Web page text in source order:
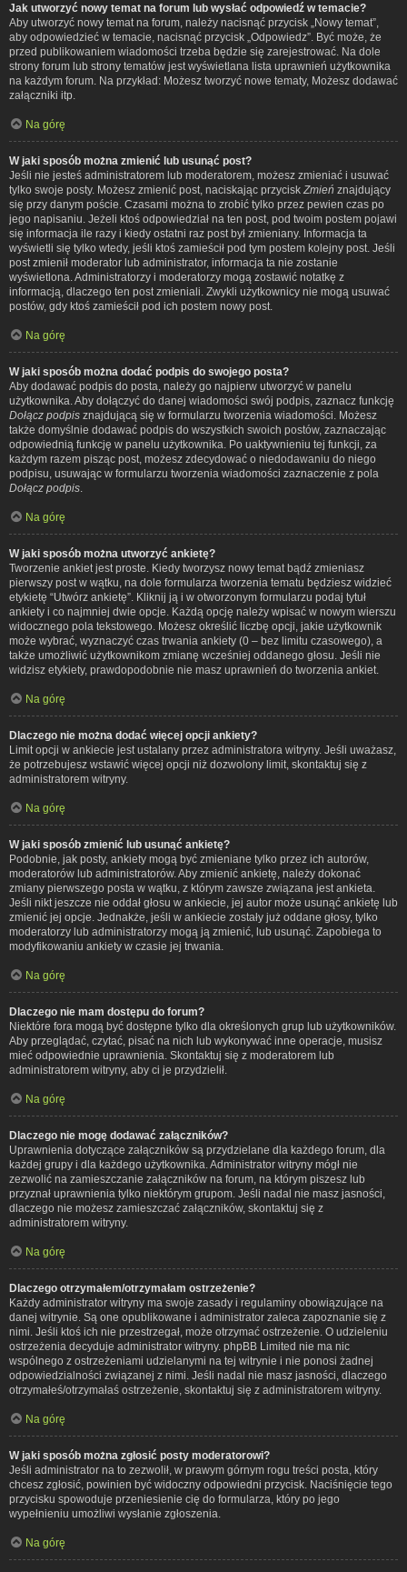
Jak utworzyć nowy temat na forum lub wysłać odpowiedź w temacie?
Aby utworzyć nowy temat na forum, należy nacisnąć przycisk „Nowy temat”,
aby odpowiedzieć w temacie, nacisnąć przycisk „Odpowiedz”. Być może, że
przed publikowaniem wiadomości trzeba będzie się zarejestrować. Na dole
strony forum lub strony tematów jest wyświetlana lista uprawnień użytkownika
na każdym forum. Na przykład: Możesz tworzyć nowe tematy, Możesz dodawać
załączniki itp.
Na górę
W jaki sposób można zmienić lub usunąć post?
Jeśli nie jesteś administratorem lub moderatorem, możesz zmieniać i usuwać
tylko swoje posty. Możesz zmienić post, naciskając przycisk Zmień znajdujący
się przy danym poście. Czasami można to zrobić tylko przez pewien czas po
jego napisaniu. Jeżeli ktoś odpowiedział na ten post, pod twoim postem pojawi
się informacja ile razy i kiedy ostatni raz post był zmieniany. Informacja ta
wyświetli się tylko wtedy, jeśli ktoś zamieścił pod tym postem kolejny post. Jeśli
post zmienił moderator lub administrator, informacja ta nie zostanie
wyświetlona. Administratorzy i moderatorzy mogą zostawić notatkę z
informacją, dlaczego ten post zmieniali. Zwykli użytkownicy nie mogą usuwać
postów, gdy ktoś zamieścił pod ich postem nowy post.
Na górę
W jaki sposób można dodać podpis do swojego posta?
Aby dodawać podpis do posta, należy go najpierw utworzyć w panelu
użytkownika. Aby dołączyć do danej wiadomości swój podpis, zaznacz funkcję
Dołącz podpis znajdującą się w formularzu tworzenia wiadomości. Możesz
także domyślnie dodawać podpis do wszystkich swoich postów, zaznaczając
odpowiednią funkcję w panelu użytkownika. Po uaktywnieniu tej funkcji, za
każdym razem pisząc post, możesz zdecydować o niedodawaniu do niego
podpisu, usuwając w formularzu tworzenia wiadomości zaznaczenie z pola
Dołącz podpis
Na górę
W jaki sposób można utworzyć ankietę?
Tworzenie ankiet jest proste. Kiedy tworzysz nowy temat bądź zmieniasz
pierwszy post w wątku, na dole formularza tworzenia tematu będziesz widzieć
etykietę “Utwórz ankietę”. Kliknij ją i w otworzonym formularzu podaj tytuł
ankiety i co najmniej dwie opcje. Każdą opcję należy wpisać w nowym wierszu
widocznego pola tekstowego. Możesz określić liczbę opcji, jakie użytkownik
może wybrać, wyznaczyć czas trwania ankiety (0 – bez limitu czasowego), a
także umożliwić użytkownikom zmianę wcześniej oddanego głosu. Jeśli nie
widzisz etykiety, prawdopodobnie nie masz uprawnień do tworzenia ankiet.
Na górę
Dlaczego nie można dodać więcej opcji ankiety?
Limit opcji w ankiecie jest ustalany przez administratora witryny. Jeśli uważasz,
że potrzebujesz wstawić więcej opcji niż dozwolony limit, skontaktuj się z
administratorem witryny.
Na górę
W jaki sposób zmienić lub usunąć ankietę?
Podobnie, jak posty, ankiety mogą być zmieniane tylko przez ich autorów,
moderatorów lub administratorów. Aby zmienić ankietę, należy dokonać
zmiany pierwszego posta w wątku, z którym zawsze związana jest ankieta.
Jeśli nikt jeszcze nie oddał głosu w ankiecie, jej autor może usunąć ankietę lub
zmienić jej opcje. Jednakże, jeśli w ankiecie zostały już oddane głosy, tylko
moderatorzy lub administratorzy mogą ją zmienić, lub usunąć. Zapobiega to
modyfikowaniu ankiety w czasie jej trwania.
Na górę
Dlaczego nie mam dostępu do forum?
Niektóre fora mogą być dostępne tylko dla określonych grup lub użytkowników.
Aby przeglądać, czytać, pisać na nich lub wykonywać inne operacje, musisz
mieć odpowiednie uprawnienia. Skontaktuj się z moderatorem lub
administratorem witryny, aby ci je przydzielił.
Na górę
Dlaczego nie mogę dodawać załączników?
Uprawnienia dotyczące załączników są przydzielane dla każdego forum, dla
każdej grupy i dla każdego użytkownika. Administrator witryny mógł nie
zezwolić na zamieszczanie załączników na forum, na którym piszesz lub
przyznał uprawnienia tylko niektórym grupom. Jeśli nadal nie masz jasności,
dlaczego nie możesz zamieszczać załączników, skontaktuj się z
administratorem witryny.
Na górę
Dlaczego otrzymałem/otrzymałam ostrzeżenie?
Każdy administrator witryny ma swoje zasady i regulaminy obowiązujące na
danej witrynie. Są one opublikowane i administrator zaleca zapoznanie się z
nimi. Jeśli ktoś ich nie przestrzegał, może otrzymać ostrzeżenie. O udzieleniu
ostrzeżenia decyduje administrator witryny. phpBB Limited nie ma nic
wspólnego z ostrzeżeniami udzielanymi na tej witrynie i nie ponosi żadnej
odpowiedzialności związanej z nimi. Jeśli nadal nie masz jasności, dlaczego
otrzymałeś/otrzymałaś ostrzeżenie, skontaktuj się z administratorem witryny.
Na górę
W jaki sposób można zgłosić posty moderatorowi?
Jeśli administrator na to zezwolił, w prawym górnym rogu treści posta, który
chcesz zgłosić, powinien być widoczny odpowiedni przycisk. Naciśnięcie tego
przycisku spowoduje przeniesienie cię do formularza, który po jego
wypełnieniu umożliwi wysłanie zgłoszenia.
Na górę